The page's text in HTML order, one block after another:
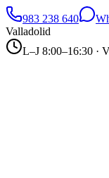
983 238 640
Valladolid
L–J 8:00–16:30 ·